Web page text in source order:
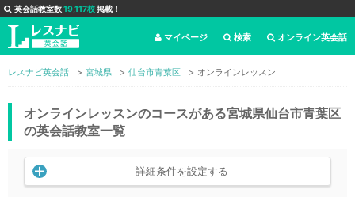
英会話教室数19,117校掲載！
オンライン英会話
検索
マイページ
レスナビ英会話 宮城県 仙台市青葉区 オンラインレッスン
オンラインレッスンのコースがある宮城県仙台市青葉区
の英会話教室一覧
詳細条件を設定する